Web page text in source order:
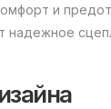
и
надежное